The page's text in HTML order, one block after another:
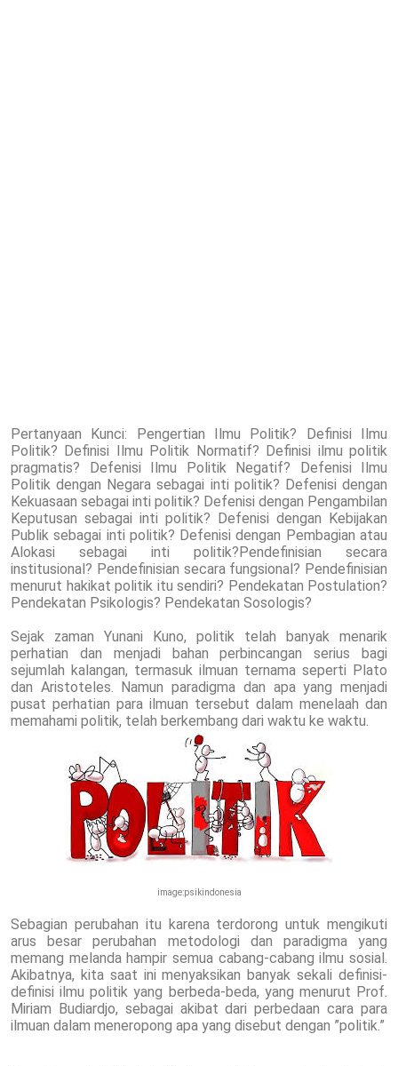
Pertanyaan Kunci: Pengertian Ilmu Politik? Definisi Ilmu
Politik? Definisi Ilmu Politik Normatif? Definisi ilmu politik
pragmatis? Defenisi Ilmu Politik Negatif? Defenisi Ilmu
Politik dengan Negara sebagai inti politik? Defenisi dengan
Kekuasaan sebagai inti politik? Defenisi dengan Pengambilan
Keputusan sebagai inti politik? Defenisi dengan Kebijakan
Publik sebagai inti politik? Defenisi dengan Pembagian atau
Alokasi sebagai inti politik?Pendefinisian secara
institusional? Pendefinisian secara fungsional? Pendefinisian
menurut hakikat politik itu sendiri? Pendekatan Postulation?
Pendekatan Psikologis? Pendekatan Sosologis?
Sejak zaman Yunani Kuno, politik telah banyak menarik
perhatian dan menjadi bahan perbincangan serius bagi
sejumlah kalangan, termasuk ilmuan ternama seperti Plato
dan Aristoteles. Namun paradigma dan apa yang menjadi
pusat perhatian para ilmuan tersebut dalam menelaah dan
memahami politik, telah berkembang dari waktu ke waktu.
image:psikindonesia
Sebagian perubahan itu karena terdorong untuk mengikuti
arus besar perubahan metodologi dan paradigma yang
memang melanda hampir semua cabang-cabang ilmu sosial.
Akibatnya, kita saat ini menyaksikan banyak sekali definisi-
definisi ilmu politik yang berbeda-beda, yang menurut Prof.
Miriam Budiardjo, sebagai akibat dari perbedaan cara para
ilmuan dalam meneropong apa yang disebut dengan ”politik.”